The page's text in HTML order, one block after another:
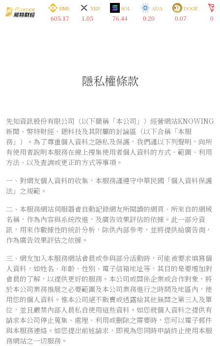
隱私權條款
先知資訊股份有限公司（以下簡稱「本公司」）經營網站KNOWING
新聞、幣特財經、鍶科技及其附屬的討論區（以下合稱「本服
務」）。為了尊重個人資料之隱私及保護，我們謹以下列聲明，向所
有使用者說明本服務在線上搜集使用者個人資料的方式、範圍、利用
方法、以及查詢或更正的方式等事項。
一、對網友個人資料的收集，本服務謹遵守中華民國「個人資料保護
法」之規範。
二、本服務網站伺服器會自動記錄網友所閱讀的網頁、所來自的網域
名稱，作為內容與系統改進，及廣告效果評估的依據。此一部分資
訊，用來作數據性的統計分析，除供內部參考，並將提供給廣告商，
作為廣告效果評估之依據。
三、網友加入本服務網站會員或參與部分活動時，可能被要求填寫個
人資料，如姓名、年齡、性別、電子信箱地址等，其目的是要增加對
會員的了解，以提供更好的服務。本公司或關係企業或合作對象，將
於本公司業務推展之必要範圍及本公司業務進行之時間及地區內，使
用您的個人資料。惟本公司絕不販賣或透露給其他無關之第三人及單
位，並且嚴禁內部人員私自使用這些資料。如您就個人資料之提供有
請求本公司停止蒐集、處理、利用或刪除之需要時，您可以電子郵件
與本服務連絡。如您提出前述請求，即視為您同時申請終止使用本服
務網站之一切服務。
ETH
1923.36
BNB
605.17
XRP
1.05
SOL
76.44
ADA
0.20
DOGE
0.07